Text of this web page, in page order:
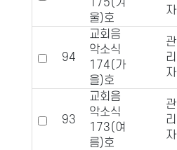
175(겨
울)호
자
94
교회음
악소식
174(가
을)호
관
리
자
93
교회음
악소식
173(여
름)호
관
리
자